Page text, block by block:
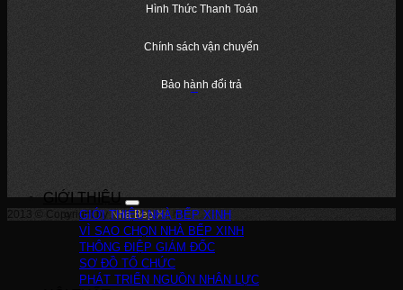
Hình Thức Thanh Toán
Chính sách vận chuyển
Bảo hành đổi trả
2013 © Copyright byNha Bep Xinh!
GIỚI THIỆU
GIỚI THIỆU NHÀ BẾP XINH
VÌ SAO CHỌN NHÀ BẾP XINH
THÔNG ĐIỆP GIÁM ĐỐC
SƠ ĐỒ TỔ CHỨC
PHÁT TRIỂN NGUỒN NHÂN LỰC